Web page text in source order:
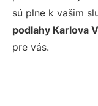
sú plne k vašim
podlahy Karlova
pre vás.